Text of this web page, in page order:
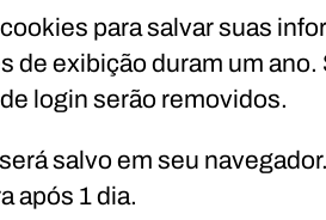
para salvar suas
exibição duram um
login serão removidos.
salvo em seu
após 1 dia.